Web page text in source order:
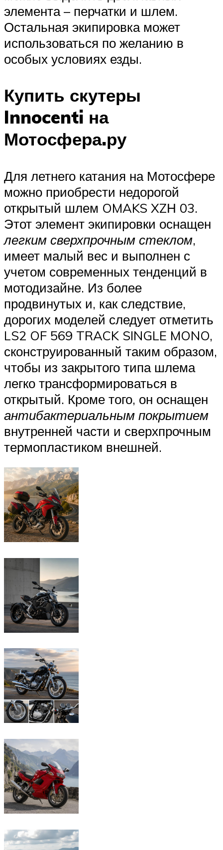
элемента – перчатки и шлем.
Остальная экипировка может
использоваться по желанию в
особых условиях езды.
Купить скутеры
Innocenti на
Мотосфера.ру
Для летнего катания на Мотосфере
можно приобрести недорогой
открытый шлем OMAKS XZН 03.
Этот элемент экипировки оснащен
легким сверхпрочным стеклом,
имеет малый вес и выполнен с
учетом современных тенденций в
мотодизайне. Из более
продвинутых и, как следствие,
дорогих моделей следует отметить
LS2 OF 569 TRACK SINGLE MONO,
сконструированный таким образом,
чтобы из закрытого типа шлема
легко трансформироваться в
открытый. Кроме того, он оснащен
антибактериальным покрытием
внутренней части и сверхпрочным
термопластиком внешней.